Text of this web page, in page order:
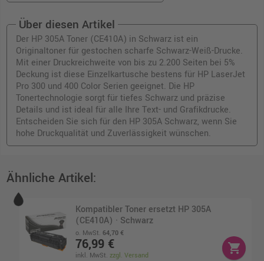
Über diesen Artikel
Der HP 305A Toner (CE410A) in Schwarz ist ein
Originaltoner für gestochen scharfe Schwarz-Weiß-Drucke.
Mit einer Druckreichweite von bis zu 2.200 Seiten bei 5%
Deckung ist diese Einzelkartusche bestens für HP LaserJet
Pro 300 und 400 Color Serien geeignet. Die HP
Tonertechnologie sorgt für tiefes Schwarz und präzise
Details und ist ideal für alle Ihre Text- und Grafikdrucke.
Entscheiden Sie sich für den HP 305A Schwarz, wenn Sie
hohe Druckqualität und Zuverlässigkeit wünschen.
Ähnliche Artikel:
Kompatibler Toner ersetzt HP 305A
(CE410A) · Schwarz
o. MwSt. 64,70 €
76,99 €
inkl. MwSt.zzgl. Versand
shopping_cart